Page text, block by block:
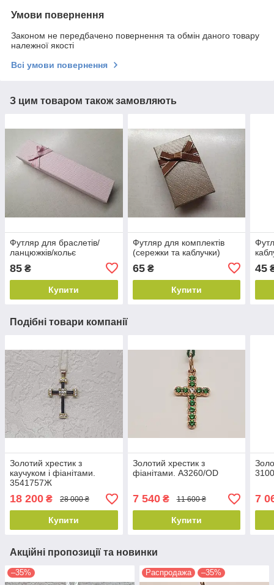
Умови повернення
Законом не передбачено повернення та обмін даного товару
належної якості
Всі умови повернення
З цим товаром також замовляють
Футляр для браслетів/
ланцюжків/кольє
85 ₴
Купити
Футляр для комплектів
(сережки та каблучки)
65₴
Купити
45
Подібні товари компанії
Золотий хрестик з
каучуком і фіанітами.
3541757Ж
18 200 ₴ 28 000 ₴
Купити
Золотий хрестик з
фіанітами. A3260/OD
7 540₴ 11 600 ₴
Купити
7
Акційні пропозиції та новинки
–35% Распродажа –35%